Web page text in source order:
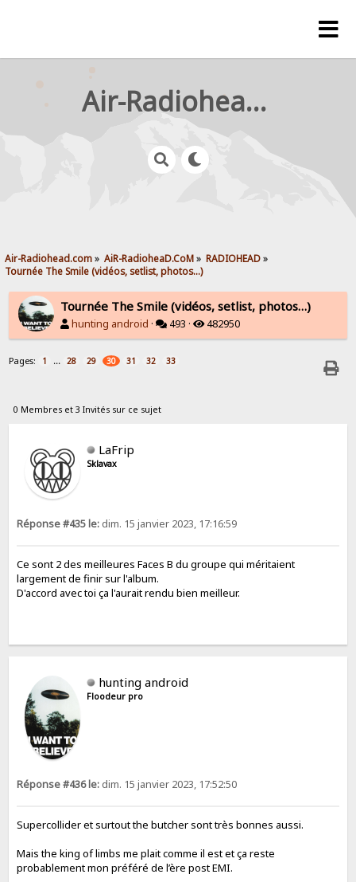
Air-Radiohead.com
Air-Radiohead.com» AiR-RadioheaD.CoM» RADIOHEAD»
Tournée The Smile (vidéos, setlist, photos…)
Tournée The Smile (vidéos, setlist, photos…)
hunting android · 493 · 482950
Pages: 1 ... 28 29 30 31 32 33
0 Membres et 3 Invités sur ce sujet
LaFrip
Sklavax
Réponse #435 le: dim. 15 janvier 2023, 17:16:59
Ce sont 2 des meilleures Faces B du groupe qui méritaient
largement de finir sur l'album.
D'accord avec toi ça l'aurait rendu bien meilleur.
hunting android
Floodeur pro
Réponse #436 le: dim. 15 janvier 2023, 17:52:50
Supercollider et surtout the butcher sont très bonnes aussi.
Mais the king of limbs me plait comme il est et ça reste
probablement mon préféré de l’ère post EMI.